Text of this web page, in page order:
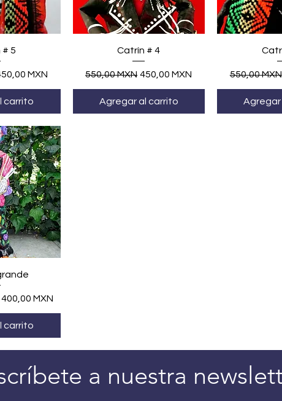
# 5
de oferta
MXN
carrito
Vista rápida
Catrín # 4
Precio
550,00 MXN Precio de oferta
450,00 MXN
Agregar al carrito
Vista
Precio
550,00 MXN
de oferta
MXN
carrito
a nuestra